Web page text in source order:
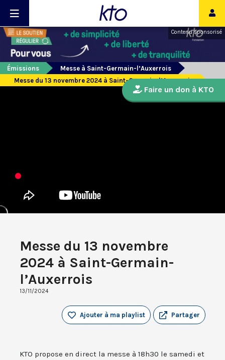
Contenu sponsorisé
Émissions
Messe à Saint-Germain-l’Auxerrois
Messe du 13 novembre 2024 à Saint-Germain-l’Auxerrois
Messe du 13 novembre
2024 à Saint-Germain-
l’Auxerrois
13/11/2024
Partager
Ajouter à ma playlist
KTO propose en direct la messe à 18h30 le samedi et
Faire un don à KTO